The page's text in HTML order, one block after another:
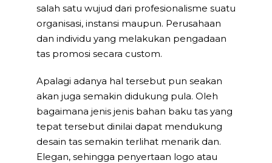
salah satu wujud dari profesionalisme suatu
organisasi, instansi maupun. Perusahaan
dan individu yang melakukan pengadaan
tas promosi secara custom.
Apalagi adanya hal tersebut pun seakan
akan juga semakin didukung pula. Oleh
bagaimana jenis jenis bahan baku tas yang
tepat tersebut dinilai dapat mendukung
desain tas semakin terlihat menarik dan.
Elegan, sehingga penyertaan logo atau